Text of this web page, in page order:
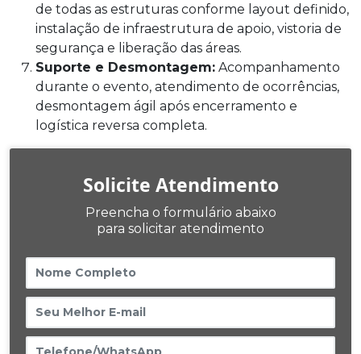
de todas as estruturas conforme layout definido,
instalação de infraestrutura de apoio, vistoria de
segurança e liberação das áreas.
Suporte e Desmontagem: Acompanhamento
durante o evento, atendimento de ocorrências,
desmontagem ágil após encerramento e
logística reversa completa.
Solicite Atendimento
Preencha o formulário abaixo
para solicitar atendimento